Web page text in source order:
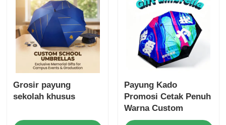
Grosir payung
sekolah khusus
Payung Kado
Promosi Cetak Penuh
Warna Custom